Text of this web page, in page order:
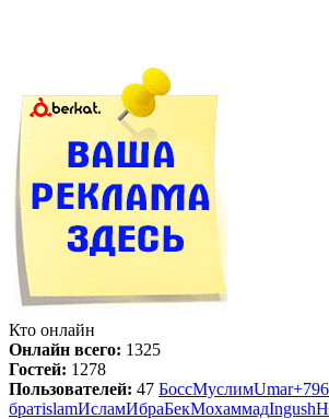
Кто онлайн
Онлайн всего: 1325
Гостей: 1278
Пользователей: 47 БоссМуслимUmar
братislamИсламИбраБекМохаммадIngush